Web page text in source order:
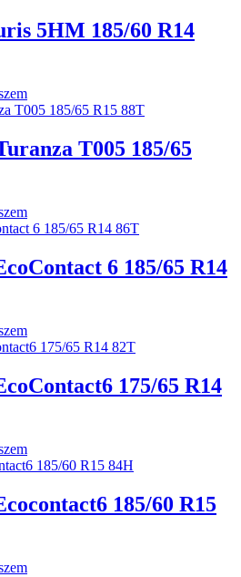
5HM 185/60 R14
T005 185/65
6 185/65 R14
175/65 R14
185/60 R15